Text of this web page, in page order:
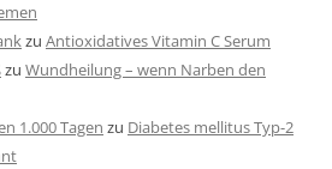
zu Antioxidatives Vitamin C Serum
zu Wundheilung – wenn Narben den
1.000 Tagen zu Diabetes mellitus Typ-2